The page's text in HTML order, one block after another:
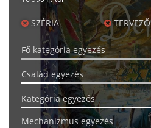
SZÉRIA TERVEZŐ
Fő kategória egyezés
Család egyezés
Kategória egyezés
Mechanizmus egyezés